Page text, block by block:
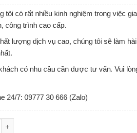
tôi có rất nhiều kinh nghiệm trong việc
công trình cao cấp.
lượng dịch vụ cao, chúng tôi sẽ làm
có nhu cầu cần được tư vấn. Vui
24/7: 09777 30 666 (Zalo)